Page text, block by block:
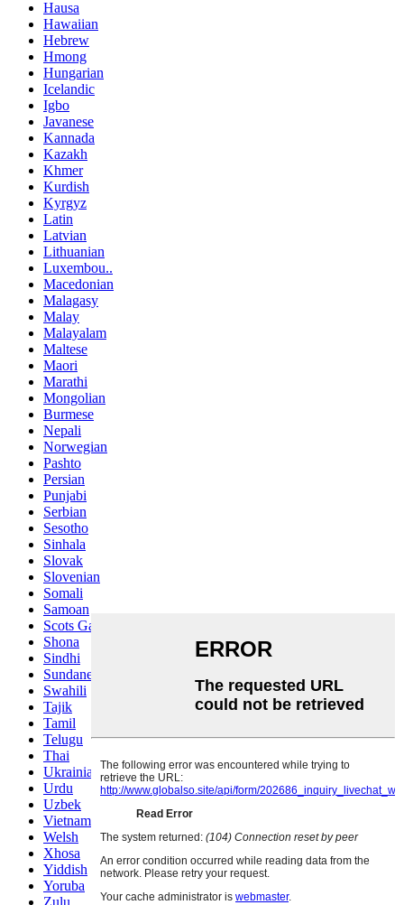
Hausa
Hawaiian
Hebrew
Hmong
Hungarian
Icelandic
Igbo
Javanese
Kannada
Kazakh
Khmer
Kurdish
Kyrgyz
Latin
Latvian
Lithuanian
Luxembou..
Macedonian
Malagasy
Malay
Malayalam
Maltese
Maori
Marathi
Mongolian
Burmese
Nepali
Norwegian
Pashto
Persian
Punjabi
Serbian
Sesotho
Sinhala
Slovak
Slovenian
Somali
Samoan
Scots Gaelic
Shona
Sindhi
Sundanese
Swahili
Tajik
Tamil
Telugu
Thai
Ukrainian
Urdu
Uzbek
Vietnamese
Welsh
Xhosa
Yiddish
Yoruba